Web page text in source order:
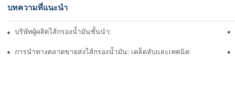
บทความที่แนะนำ
บริษัทผู้ผลิตไส้กรองน้ำมันชั้นนำ: ภาพรวมที่ครอบคลุม
การนำทางตลาดขายส่งไส้กรองน้ำมัน: เคล็ดลับและเทคนิค